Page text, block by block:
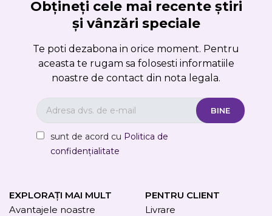
Obțineți cele mai recente știri
și vânzări speciale
Te poti dezabona in orice moment. Pentru
aceasta te rugam sa folosesti informatiile
noastre de contact din nota legala.
sunt de acord cu Politica de
confidențialitate
EXPLORAȚI MAI MULT
Avantajele noastre
PENTRU CLIENT
Livrare